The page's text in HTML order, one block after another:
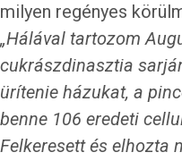
milyen regényes
„Hálával tartozom
cukrászdinasztia
ürítenie házukat, a
benne 106 eredeti
Felkeresett és elhozta